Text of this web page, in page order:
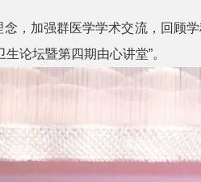
加强群医学学术交流，回顾学
论坛暨第四期由心讲堂”。